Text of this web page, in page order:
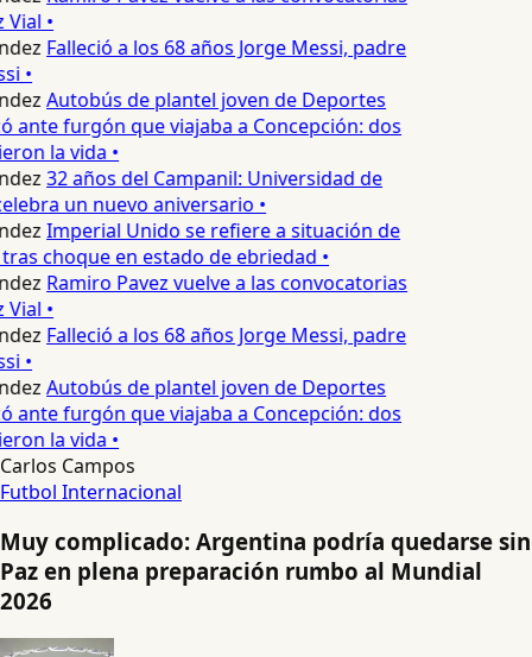
•
Falleció a los 68 años Jorge Messi, padre
•
Autobús de plantel joven de Deportes
ante furgón que viajaba a Concepción: dos
la vida •
32 años del Campanil: Universidad de
un nuevo aniversario •
Imperial Unido se refiere a situación de
choque en estado de ebriedad •
Ramiro Pavez vuelve a las convocatorias
•
Falleció a los 68 años Jorge Messi, padre
•
Autobús de plantel joven de Deportes
ante furgón que viajaba a Concepción: dos
la vida •
Carlos Campos
Futbol Internacional
Muy complicado: Argentina podría quedarse sin
Paz en plena preparación rumbo al Mundial
2026